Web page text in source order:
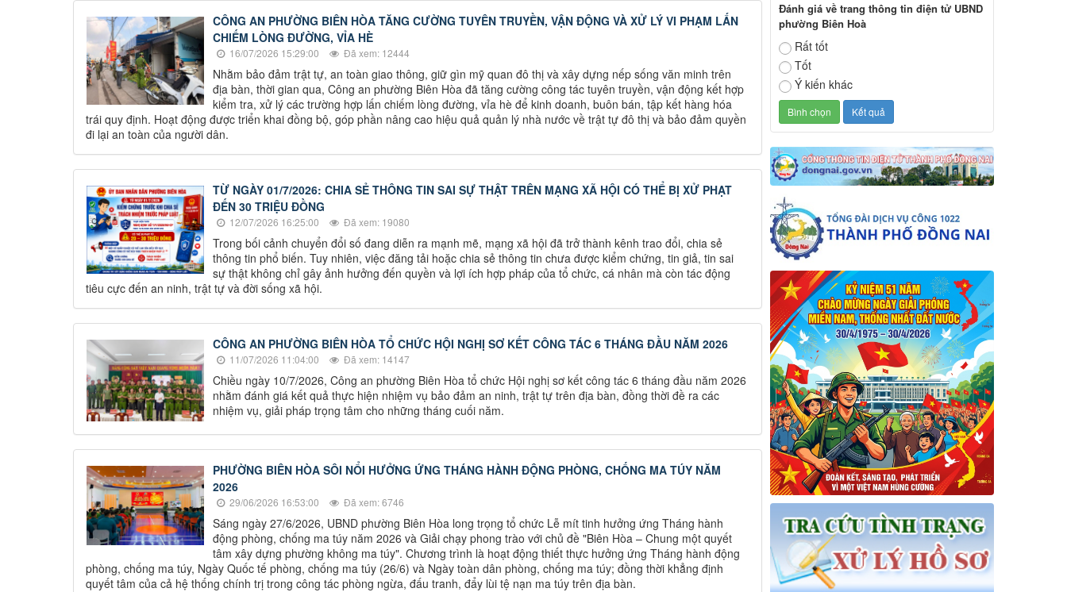
CÔNG AN PHƯỜNG BIÊN HÒA TĂNG CƯỜNG TUYÊN TRUYỀN, VẬN ĐỘNG VÀ XỬ LÝ VI PHẠM LẤN
CHIẾM LÒNG ĐƯỜNG, VỈA HÈ
16/07/2026 15:29:00 Đã xem: 12444
Nhằm bảo đảm trật tự, an toàn giao thông, giữ gìn mỹ quan đô thị và xây dựng nếp sống văn minh trên
địa bàn, thời gian qua, Công an phường Biên Hòa đã tăng cường công tác tuyên truyền, vận động kết hợp
kiểm tra, xử lý các trường hợp lấn chiếm lòng đường, vỉa hè để kinh doanh, buôn bán, tập kết hàng hóa
trái quy định. Hoạt động được triển khai đồng bộ, góp phần nâng cao hiệu quả quản lý nhà nước về trật tự đô thị và bảo đảm quyền
đi lại an toàn của người dân.
TỪ NGÀY 01/7/2026: CHIA SẺ THÔNG TIN SAI SỰ THẬT TRÊN MẠNG XÃ HỘI CÓ THỂ BỊ XỬ PHẠT
ĐẾN 30 TRIỆU ĐỒNG
12/07/2026 16:25:00 Đã xem: 19080
Trong bối cảnh chuyển đổi số đang diễn ra mạnh mẽ, mạng xã hội đã trở thành kênh trao đổi, chia sẻ
thông tin phổ biến. Tuy nhiên, việc đăng tải hoặc chia sẻ thông tin chưa được kiểm chứng, tin giả, tin sai
sự thật không chỉ gây ảnh hưởng đến quyền và lợi ích hợp pháp của tổ chức, cá nhân mà còn tác động
tiêu cực đến an ninh, trật tự và đời sống xã hội.
CÔNG AN PHƯỜNG BIÊN HÒA TỔ CHỨC HỘI NGHỊ SƠ KẾT CÔNG TÁC 6 THÁNG ĐẦU NĂM 2026
11/07/2026 11:04:00 Đã xem: 14147
Chiều ngày 10/7/2026, Công an phường Biên Hòa tổ chức Hội nghị sơ kết công tác 6 tháng đầu năm 2026
nhằm đánh giá kết quả thực hiện nhiệm vụ bảo đảm an ninh, trật tự trên địa bàn, đồng thời đề ra các
nhiệm vụ, giải pháp trọng tâm cho những tháng cuối năm.
PHƯỜNG BIÊN HÒA SÔI NỔI HƯỞNG ỨNG THÁNG HÀNH ĐỘNG PHÒNG, CHỐNG MA TÚY NĂM
2026
29/06/2026 16:53:00 Đã xem: 6746
Sáng ngày 27/6/2026, UBND phường Biên Hòa long trọng tổ chức Lễ mít tinh hưởng ứng Tháng hành
động phòng, chống ma túy năm 2026 và Giải chạy phong trào với chủ đề "Biên Hòa – Chung một quyết
tâm xây dựng phường không ma túy". Chương trình là hoạt động thiết thực hưởng ứng Tháng hành động
phòng, chống ma túy, Ngày Quốc tế phòng, chống ma túy (26/6) và Ngày toàn dân phòng, chống ma túy; đồng thời khẳng định
quyết tâm của cả hệ thống chính trị trong công tác phòng ngừa, đấu tranh, đẩy lùi tệ nạn ma túy trên địa bàn.
Đánh giá về trang thông tin điện tử UBND
phường Biên Hoà
Rất tốt
Tốt
Ý kiến khác